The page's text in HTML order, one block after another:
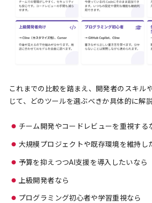
これまでの比較を踏まえ、開発者のスキル
じて、どのツールを選ぶべきか具体的に解説
チーム開発やコードレビューを重視する
大規模プロジェクトや既存環境を維持し
予算を抑えつつAI支援を導入したいなら
上級開発者なら
プログラミング初心者や学習重視なら